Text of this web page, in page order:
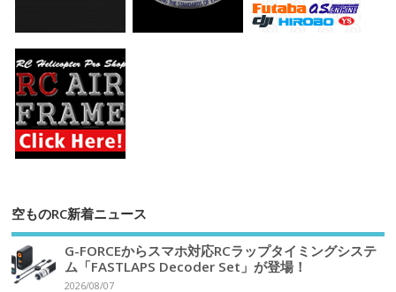
空ものRC新着ニュース
G-FORCEからスマホ対応RCラップタイミングシステ
ム「FASTLAPS Decoder Set」が登場！
2026/08/07